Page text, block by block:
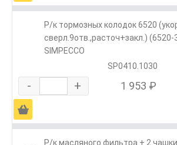
Р/к тормозных колодок 6520
сверл.9отв.,расточ+закл.)
SIMPECCO
SP0410.1030
- + 1 953 ₽
Ä
Р/к масляного фильтра + 2